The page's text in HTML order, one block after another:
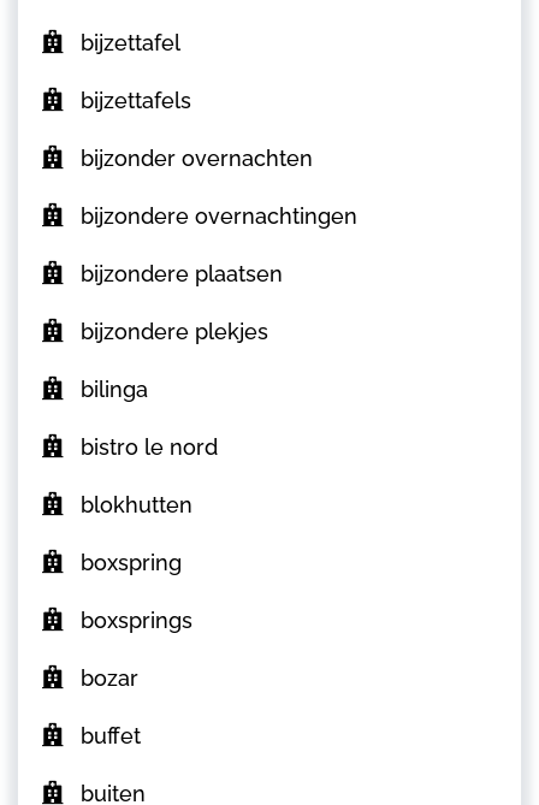
bijzettafel
bijzettafels
bijzonder overnachten
bijzondere overnachtingen
bijzondere plaatsen
bijzondere plekjes
bilinga
bistro le nord
blokhutten
boxspring
boxsprings
bozar
buffet
buiten